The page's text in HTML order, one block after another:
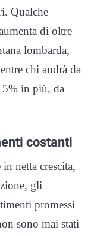
Qualche
di oltre
lombarda,
chi andrà da
5% in più, da
costanti
netta crescita,
gli
promessi
sono mai stati